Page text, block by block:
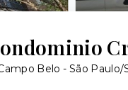
Belo - São Paulo/